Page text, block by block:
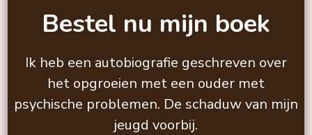
Bestel nu mijn boek
Ik heb een autobiografie geschreven over
het opgroeien met een ouder met
psychische problemen. De schaduw van mijn
jeugd voorbij.